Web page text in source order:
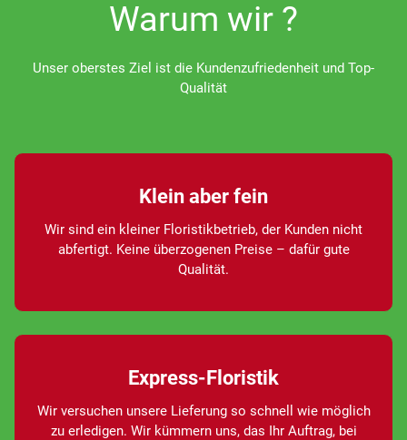
Warum wir ?
Unser oberstes Ziel ist die Kundenzufriedenheit und Top-
Qualität
Klein aber fein
Wir sind ein kleiner Floristikbetrieb, der Kunden nicht
abfertigt. Keine überzogenen Preise – dafür gute
Qualität.
Express-Floristik
Wir versuchen unsere Lieferung so schnell wie möglich
zu erledigen. Wir kümmern uns, das Ihr Auftrag, bei